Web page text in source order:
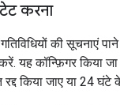
करना
गतिविधियों की सूचनाएं
यह कॉन्फ़िगर किया
किया जाए या 24 घंटे